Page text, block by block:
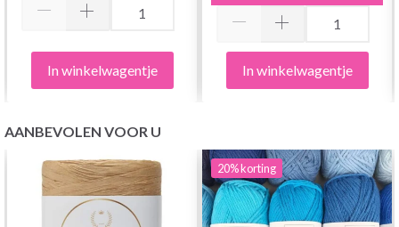
In winkelwagentje In winkelwagentje
AANBEVOLEN VOOR U
20%korting